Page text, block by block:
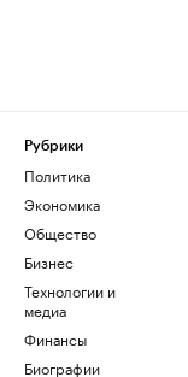
Рубрики
Политика
Экономика
Общество
Бизнес
Технологии и
медиа
Финансы
Биографии